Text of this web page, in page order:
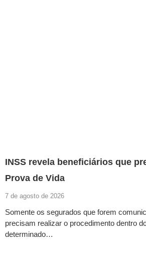
INSS revela beneficiários que
Prova de Vida
7 de agosto de 2026
Somente os segurados que forem
precisam realizar o procedimento dentro
determinado…